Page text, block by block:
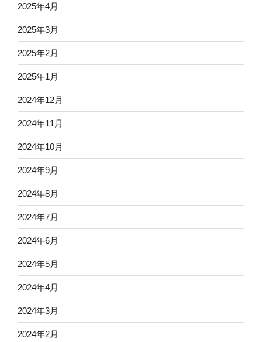
2025年4月
2025年3月
2025年2月
2025年1月
2024年12月
2024年11月
2024年10月
2024年9月
2024年8月
2024年7月
2024年6月
2024年5月
2024年4月
2024年3月
2024年2月